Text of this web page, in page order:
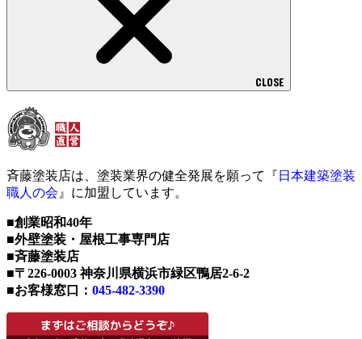
CLOSE
斉藤塗装店は、塗装業界の健全発展を願って『 日本建築塗装
職人の会 』に加盟しています。
■創業昭和40年
■外壁塗装・屋根工事専門店
■斉藤塗装店
■〒226-0003 神奈川県横浜市緑区鴨居2-6-2
■お客様窓口： 045-482-3390